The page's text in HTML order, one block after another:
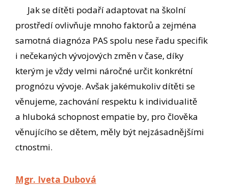
Jak se dítěti podaří adaptovat na školní
prostředí ovlivňuje mnoho faktorů a zejména
samotná diagnóza PAS spolu nese řadu specifik
i nečekaných vývojových změn v čase, díky
kterým je vždy velmi náročné určit konkrétní
prognózu vývoje. Avšak jakémukoliv dítěti se
věnujeme, zachování respektu k individualitě
a hluboká schopnost empatie by, pro člověka
věnujícího se dětem, měly být nejzásadnějšími
ctnostmi.
Mgr. Iveta Dubová